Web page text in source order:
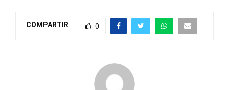
COMPARTIR 0